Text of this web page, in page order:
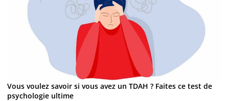
Vous voulez savoir si vous avez un TDAH ? Faites ce test de
psychologie ultime